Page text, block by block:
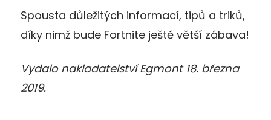
Spousta důležitých informací, tipů a triků,
díky nimž bude Fortnite ještě větší zábava!
Vydalo nakladatelství Egmont 18. března
2019.